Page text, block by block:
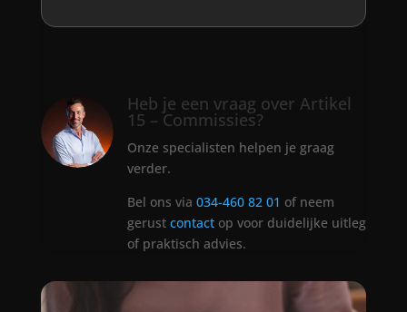
Heb je een vraag over Artikel
15 – Commissies?
Onze specialisten helpen je graag
verder.
Bel ons via 034-460 82 01 of neem
gerust contactop voor duidelijke uitleg
of praktisch advies.